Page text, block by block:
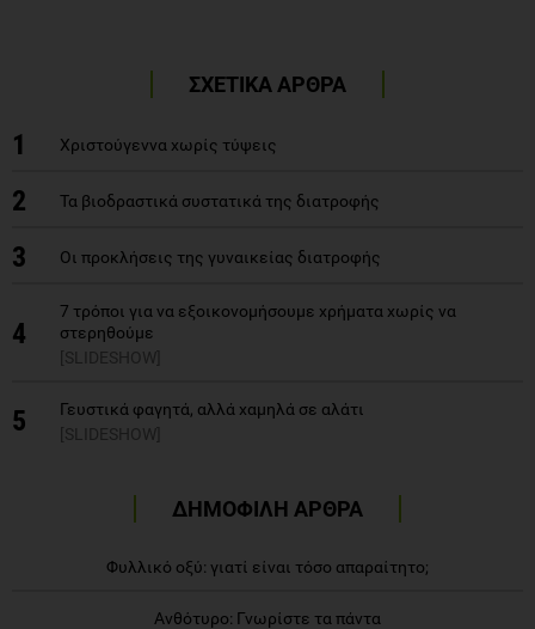
ΣΧΕΤΙΚΑ ΑΡΘΡΑ
1 Χριστούγεννα χωρίς τύψεις
2 Τα βιοδραστικά συστατικά της διατροφής
3 Οι προκλήσεις της γυναικείας διατροφής
4
7 τρόποι για να εξοικονομήσουμε χρήματα χωρίς να
στερηθούμε
[SLIDESHOW]
5
Γευστικά φαγητά, αλλά χαμηλά σε αλάτι
[SLIDESHOW]
ΔΗΜΟΦΙΛΗ ΑΡΘΡΑ
Φυλλικό οξύ: γιατί είναι τόσο απαραίτητο;
Ανθότυρο: Γνωρίστε τα πάντα